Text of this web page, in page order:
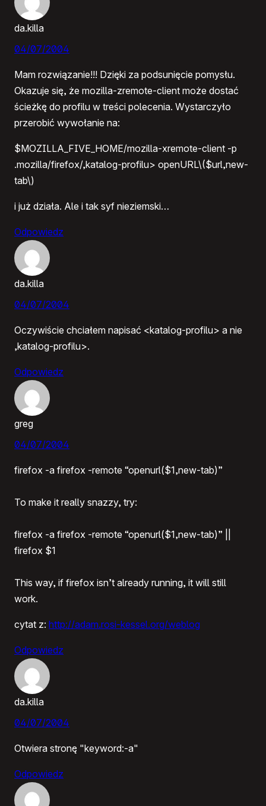
da.killa
04/07/2004
Mam rozwiązanie!!! Dzięki za podsunięcie pomysłu.
Okazuje się, że mozilla-zremote-client może dostać
ścieżkę do profilu w treści polecenia. Wystarczyło
przerobić wywołanie na:
$MOZILLA_FIVE_HOME/mozilla-xremote-client -p
.mozilla/firefox/,katalog-profilu> openURL\($url,new-
tab\)
i już działa. Ale i tak syf nieziemski…
Odpowiedz
da.killa
04/07/2004
Oczywiście chciałem napisać <katalog-profilu> a nie
,katalog-profilu>.
Odpowiedz
greg
04/07/2004
firefox -a firefox -remote “openurl($1,new-tab)”
To make it really snazzy, try:
firefox -a firefox -remote “openurl($1,new-tab)” ||
firefox $1
This way, if firefox isn’t already running, it will still
work.
cytat z: http://adam.rosi-kessel.org/weblog
Odpowiedz
da.killa
04/07/2004
Otwiera stronę "keyword:-a"
Odpowiedz